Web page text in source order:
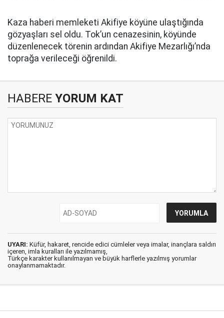
Kaza haberi memleketi Akifiye köyüne ulaştığında
gözyaşları sel oldu. Tok’un cenazesinin, köyünde
düzenlenecek törenin ardından Akifiye Mezarlığı’nda
toprağa verileceği öğrenildi.
HABERE YORUM KAT
UYARI: Küfür, hakaret, rencide edici cümleler veya imalar, inançlara saldırı
içeren, imla kuralları ile yazılmamış,
Türkçe karakter kullanılmayan ve büyük harflerle yazılmış yorumlar
onaylanmamaktadır.